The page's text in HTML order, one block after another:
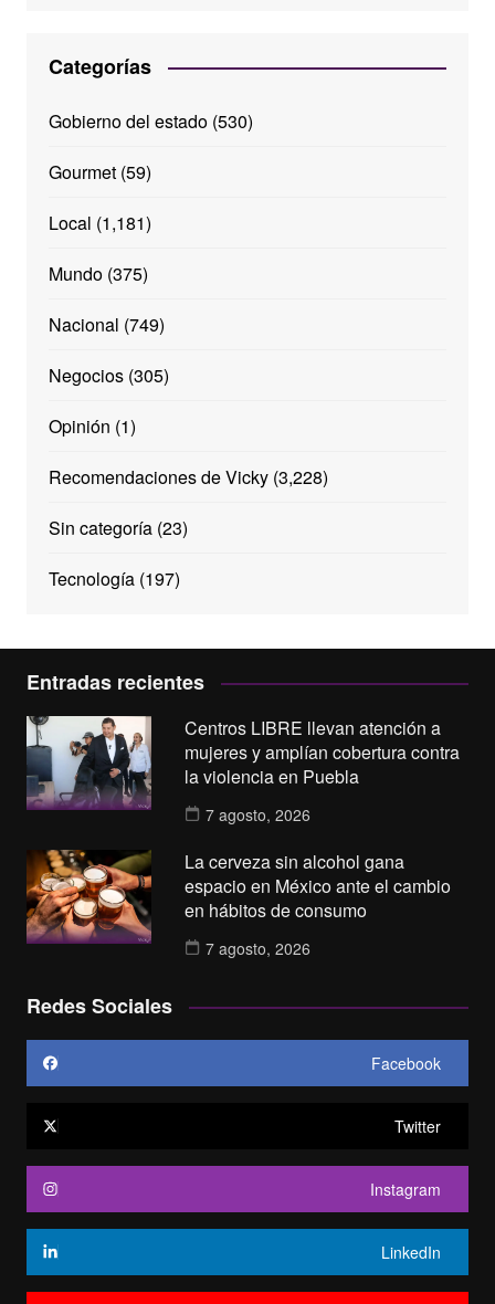
Categorías
Gobierno del estado(530)
Gourmet(59)
Local (1,181)
Mundo(375)
Nacional (749)
Negocios(305)
Opinión (1)
Recomendaciones de Vicky(3,228)
Sin categoría(23)
Tecnología(197)
Entradas recientes
Centros LIBRE llevan atención a
mujeres y amplían cobertura contra
la violencia en Puebla
7 agosto, 2026
La cerveza sin alcohol gana
espacio en México ante el cambio
en hábitos de consumo
7 agosto, 2026
Redes Sociales
Facebook
Twitter
Instagram
LinkedIn